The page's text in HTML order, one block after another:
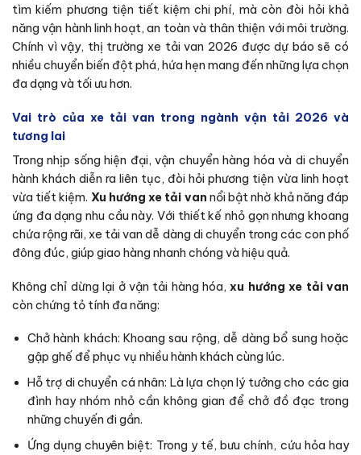
tìm kiếm phương tiện tiết kiệm chi phí, mà còn đòi hỏi khả
năng vận hành linh hoạt, an toàn và thân thiện với môi trường.
Chính vì vậy, thị trường xe tải van 2026 được dự báo sẽ có
nhiều chuyển biến đột phá, hứa hẹn mang đến những lựa chọn
đa dạng và tối ưu hơn.
Vai trò của xe tải van trong ngành vận tải 2026 và
tương lai
Trong nhịp sống hiện đại, vận chuyển hàng hóa và di chuyển
hành khách diễn ra liên tục, đòi hỏi phương tiện vừa linh hoạt
vừa tiết kiệm. Xu hướng xe tải van nổi bật nhờ khả năng đáp
ứng đa dạng nhu cầu này. Với thiết kế nhỏ gọn nhưng khoang
chứa rộng rãi, xe tải van dễ dàng di chuyển trong các con phố
đông đúc, giúp giao hàng nhanh chóng và hiệu quả.
Không chỉ dừng lại ở vận tải hàng hóa,xu hướng xe tải van
còn chứng tỏ tính đa năng:
Chở hành khách: Khoang sau rộng, dễ dàng bổ sung hoặc
gập ghế để phục vụ nhiều hành khách cùng lúc.
Hỗ trợ di chuyển cá nhân: Là lựa chọn lý tưởng cho các gia
đình hay nhóm nhỏ cần không gian để chở đồ đạc trong
những chuyến đi gần.
Ứng dụng chuyên biệt: Trong y tế, bưu chính, cứu hỏa hay